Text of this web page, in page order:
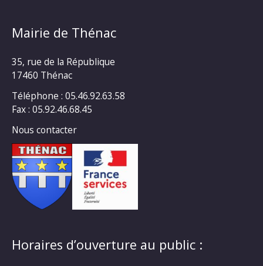
Mairie de Thénac
35, rue de la République
17460 Thénac
Téléphone : 05.46.92.63.58
Fax : 05.92.46.68.45
Nous contacter
Horaires d’ouverture au public :